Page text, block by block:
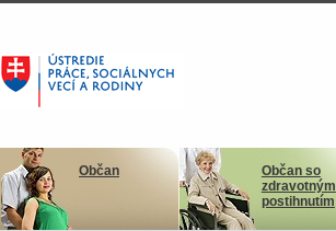
Občan
Občan so
zdravotným
postihnutím